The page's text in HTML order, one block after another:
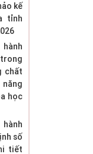
kế
tỉnh
trong
chất
học
số
tiết